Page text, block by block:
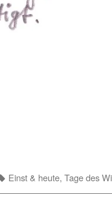
Tags
Einst & heute, Tage des